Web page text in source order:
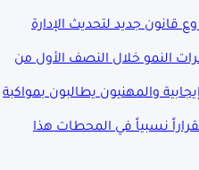
جديد لتحديث الإدارة
النمو خلال النصف الأول من
والمهنيون يطالبون بمواكبة
نسبياً في المحطات هذا